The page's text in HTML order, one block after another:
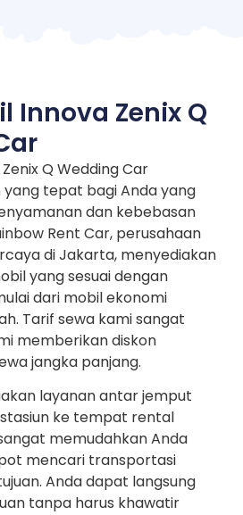
Innova Zenix Q
Q Wedding Car
tepat bagi Anda yang
dan kebebasan
Rent Car, perusahaan
di Jakarta, menyediakan
yang sesuai dengan
dari mobil ekonomi
Tarif sewa kami sangat
memberikan diskon
jangka panjang.
layanan antar jemput
ke tempat rental
memudahkan Anda
mencari transportasi
Anda dapat langsung
tanpa harus khawatir